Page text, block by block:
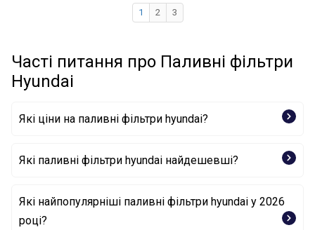
1 2 3
Часті питання про Паливні фільтри
Hyundai
Які ціни на паливні фільтри hyundai?
Які паливні фільтри hyundai найдешевші?
Які найпопулярніші паливні фільтри hyundai у 2026
році?